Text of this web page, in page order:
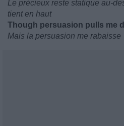
Le précieux reste statique au-
tient en haut
Though persuasion pulls me
Mais la persuasion me rabaisse